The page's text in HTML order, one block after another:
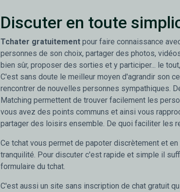
Discuter en toute
Tchater gratuitement pour faire connaissance
personnes de son choix, partager des photos,
bien sûr, proposer des sorties et y participer... le
C'est sans doute le meilleur moyen d'agrandir son
rencontrer de nouvelles personnes sympathiques.
Matching permettent de trouver facilement les
vous avez des points communs et ainsi vous
partager des loisirs ensemble. De quoi faciliter les
Ce tchat vous permet de papoter discrètement et en
tranquilité. Pour discuter c'est rapide et simple il
formulaire du tchat.
C'est aussi un site sans inscription de chat gratuit